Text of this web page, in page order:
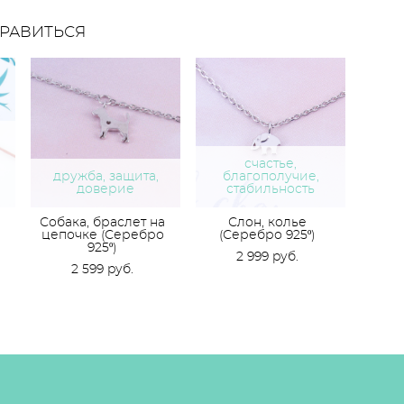
дружба, защита,
доверие
Собака, браслет на
цепочке (Серебро
925º)
2 599 pуб.
счастье,
благополучие,
стабильность
Слон, колье
(Серебро 925º)
2 999 pуб.